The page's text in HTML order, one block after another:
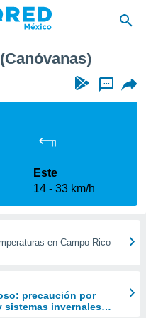
...
Este
14
33 km/h
en Campo Rico
precaución por
sistemas invernales